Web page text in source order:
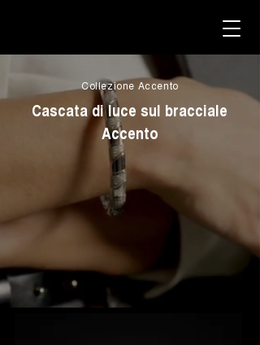
Collezione Accento
Cascata di luce sul bracciale
Accento